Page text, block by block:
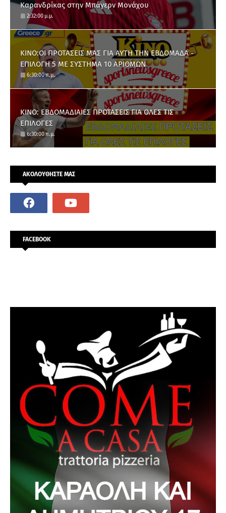
Καρανδρίκας στην Μπάγερν Μονάχου
2:32:00 μ.μ.
ΚΙΝΟ:ΟΙ ΠΡΟΤΑΣΕΙΣ ΜΑΣ ΓΙΑ ΑΥΤΗ ΤΗΝ ΕΒΔΟΜΑΔΑ -
ΕΠΙΛΟΓΗ 5 ΜΕ ΣΥΣΤΗΜΑ 10 ΑΡΙΘΜΩΝ
6:30:00 π.μ.
ΚΙΝΟ: ΕΒΔΟΜΑΔΙΑΙΕΣ ΠΡΟΤΑΣΕΙΣ ΓΙΑ ΟΛΕΣ ΤΙΣ
ΕΠΙΛΟΓΕΣ
6:30:00 π.μ.
ΑΚΟΛΟΥΘΗΣΤΕ ΜΑΣ
FACEBOOK